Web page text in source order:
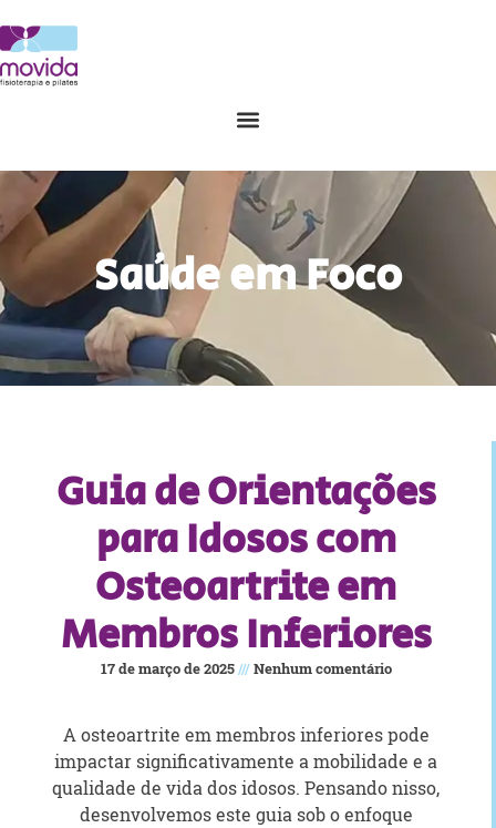
Saúde em Foco
Guia de Orientações
para Idosos com
Osteoartrite em
Membros Inferiores
17 de março de 2025 Nenhum comentário
A osteoartrite em membros inferiores pode
impactar significativamente a mobilidade e a
qualidade de vida dos idosos. Pensando nisso,
desenvolvemos este guia sob o enfoque